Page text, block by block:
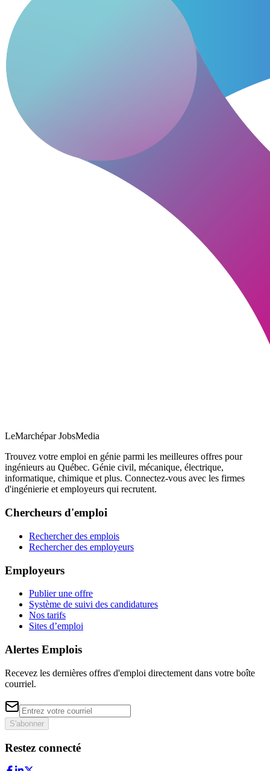
LeMarchépar JobsMedia
Trouvez votre emploi en génie parmi les meilleures offres pour
ingénieurs au Québec. Génie civil, mécanique, électrique,
informatique, chimique et plus. Connectez-vous avec les firmes
d'ingénierie et employeurs qui recrutent.
Chercheurs d'emploi
Rechercher des emplois
Rechercher des employeurs
Employeurs
Publier une offre
Système de suivi des candidatures
Nos tarifs
Sites d’emploi
Alertes Emplois
Recevez les dernières offres d'emploi directement dans votre boîte
courriel.
S'abonner
Restez connecté